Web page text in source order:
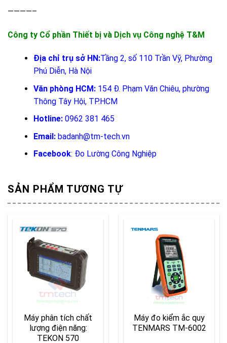
————–
Công ty Cổ phần Thiết bị và Dịch vụ Công nghệ T&M
Địa chỉ trụ sở HN:Tầng 2, số 110 Trần Vỹ, Phường
Phú Diễn, Hà Nội
Văn phòng HCM:154 Đ. Phạm Văn Chiêu, phường
Thông Tây Hội, TP.HCM
Hotline: 0962 381 465
Email: badanh@tm-tech.vn
Facebook: Đo Lường Công Nghiệp
SẢN PHẨM TƯƠNG TỰ
Máy phân tích chất
lượng điện năng:
TEKON 570
Máy đo kiểm ắc quy
TENMARS TM-6002